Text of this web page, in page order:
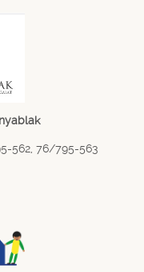
562, 76/795-563